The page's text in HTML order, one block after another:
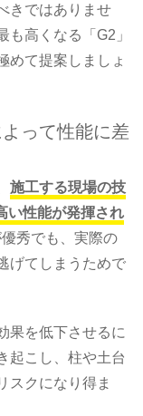
きではありませ
も高くなる「G2」
めて提案しましょ
って性能に差
施工する現場の技
い性能が発揮され
秀でも、実際の
げてしまうためで
果を低下させるに
起こし、柱や土台
スクになり得ま